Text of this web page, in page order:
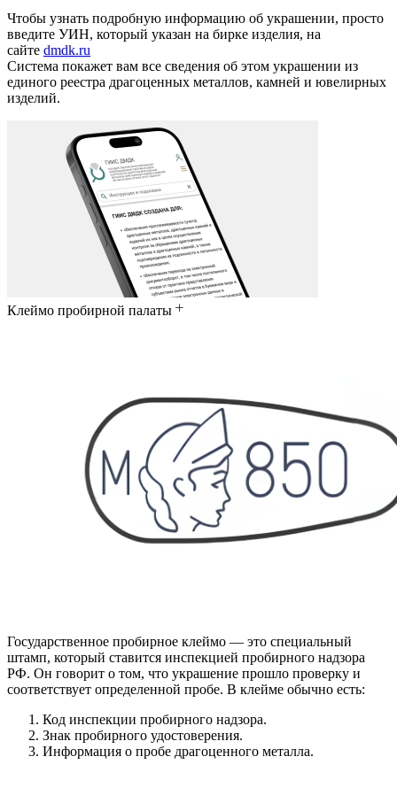
Чтобы узнать подробную информацию об украшении, просто
введите УИН, который указан на бирке изделия, на
сайте dmdk.ru
Система покажет вам все сведения об этом украшении из
единого реестра драгоценных металлов, камней и ювелирных
изделий.
Клеймо пробирной палаты
Государственное пробирное клеймо — это специальный
штамп, который ставится инспекцией пробирного надзора
РФ. Он говорит о том, что украшение прошло проверку и
соответствует определенной пробе. В клейме обычно есть:
Код инспекции пробирного надзора.
Знак пробирного удостоверения.
Информация о пробе драгоценного металла.